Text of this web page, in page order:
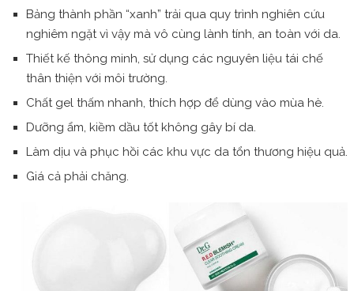
Bảng thành phần “xanh” trải qua quy trình nghiên cứu
nghiêm ngặt vì vậy mà vô cùng lành tính, an toàn với da.
Thiết kế thông minh, sử dụng các nguyên liệu tái chế
thân thiện với môi trường.
Chất gel thấm nhanh, thích hợp để dùng vào mùa hè.
Dưỡng ẩm, kiềm dầu tốt không gây bí da.
Làm dịu và phục hồi các khu vực da tổn thương hiệu quả.
Giá cả phải chăng.